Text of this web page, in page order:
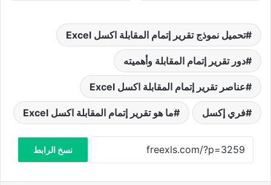
تحميل نموذج تقرير إتمام المقابلة اكسل Excel
دور تقرير إتمام المقابلة وأهميته
عناصر تقرير إتمام المقابلة اكسل Excel
فري إكسل ما هو تقرير إتمام المقابلة اكسل Excel
نسخ الرابط